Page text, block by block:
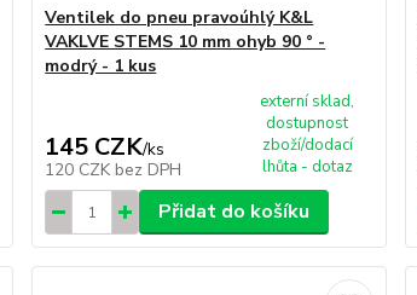
Ventilek do pneu pravoúhlý K&L
VAKLVE STEMS 10 mm ohyb 90 ° -
modrý - 1 kus
145 CZK/ks
120 CZK bez DPH
externí sklad,
dostupnost
zboží/dodací
lhůta - dotaz
Přidat do košíku